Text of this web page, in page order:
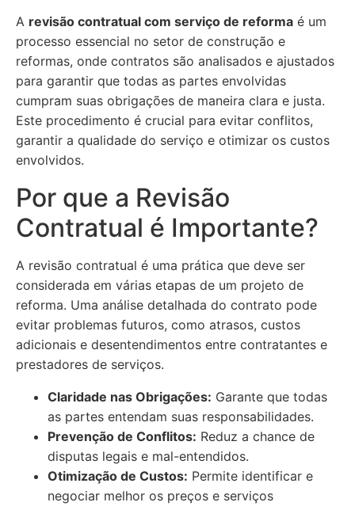
A revisão contratual com serviço de reforma é um
processo essencial no setor de construção e
reformas, onde contratos são analisados e ajustados
para garantir que todas as partes envolvidas
cumpram suas obrigações de maneira clara e justa.
Este procedimento é crucial para evitar conflitos,
garantir a qualidade do serviço e otimizar os custos
envolvidos.
Por que a Revisão
Contratual é Importante?
A revisão contratual é uma prática que deve ser
considerada em várias etapas de um projeto de
reforma. Uma análise detalhada do contrato pode
evitar problemas futuros, como atrasos, custos
adicionais e desentendimentos entre contratantes e
prestadores de serviços.
Claridade nas Obrigações: Garante que todas
as partes entendam suas responsabilidades.
Prevenção de Conflitos: Reduz a chance de
disputas legais e mal-entendidos.
Otimização de Custos: Permite identificar e
negociar melhor os preços e serviços